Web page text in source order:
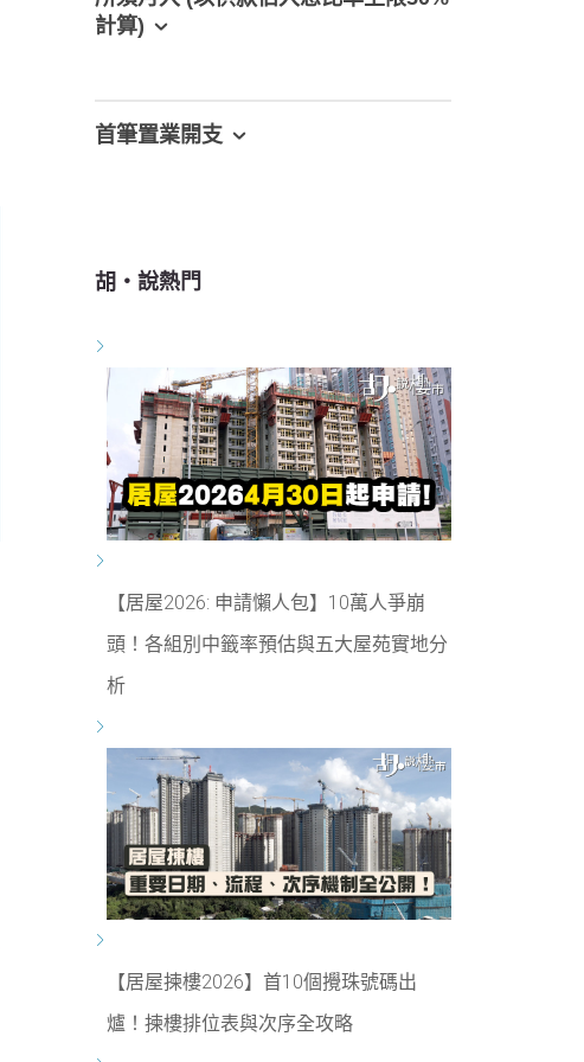
計算)
首筆置業開支
胡‧說熱門
【居屋2026: 申請懶人包】10萬人爭崩
頭！各組別中籤率預估與五大屋苑實地分
析
【居屋揀樓2026】首10個攪珠號碼出
爐！揀樓排位表與次序全攻略